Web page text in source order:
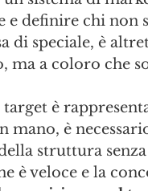
e definire chi non
di speciale, è
ma a coloro che
target è
mano, è
struttura
è veloce e la